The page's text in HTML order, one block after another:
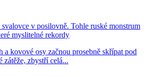
svalovce v posilovně. Tohle ruské monstrum
myslitelné rekordy
a kovové osy začnou prosebně skřípat pod
zátěže, zbystří celá...